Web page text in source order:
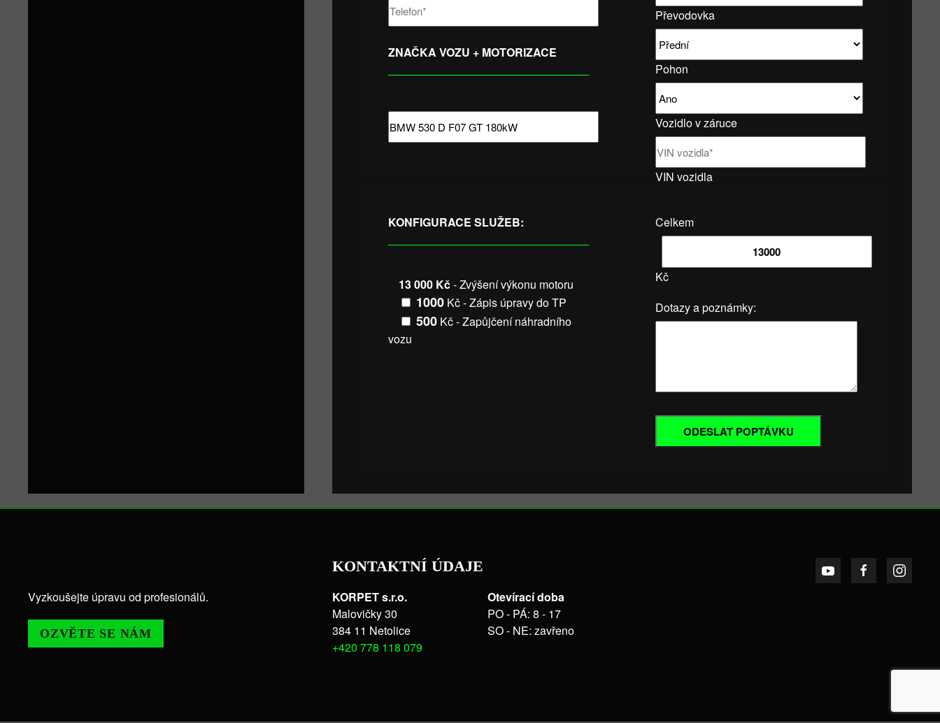
ZNAČKA VOZU + MOTORIZACE
Převodovka
Pohon
Vozidlo v záruce
VIN vozidla
KONFIGURACE SLUŽEB:
13 000 Kč- Zvýšení výkonu motoru
1000Kč - Zápis úpravy do TP
500Kč - Zapůjčení náhradního
vozu
Celkem
Kč
Dotazy a poznámky:
Vyzkoušejte úpravu od profesionálů.
OZVĚTE SE NÁM
KONTAKTNÍ ÚDAJE
KORPET s.r.o.
Malovičky 30
384 11 Netolice
+420 778 118 079
Otevírací doba
PO - PÁ: 8 - 17
SO - NE: zavřeno